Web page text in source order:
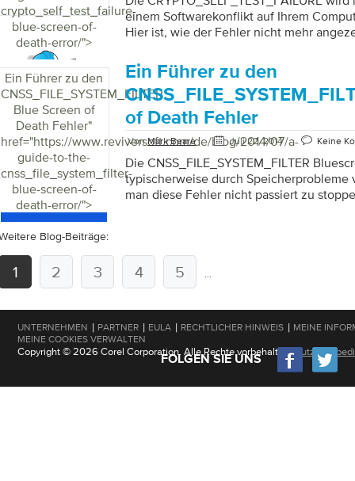
crypto_self_test_failure-
blue-screen-of-
death-error/">
einem Softwarekonflikt auf Ihrem
Hier ist, wie der Fehler nicht mehr
Ein Führer zu den
CNSS_FILE_SYSTEM_FILTER
Blue Screen of
Death Fehler"
href="https://www.reviversoft.com/de/blog/2014/07/a-
guide-to-the-
cnss_file_system_filter-
blue-screen-of-
death-error/">
Ein Führer zu den
of Death Fehler
VonMark Beare Juli 22, 2014 Keine
Die CNSS_FILE_SYSTEM_FILTER
typischerweise durch Speicherprobleme
man diese Fehler nicht passiert zu
Blog-Beiträge:
1 2 3 4 5 ...
UNTERNEHMEN | PARTNER | EULA | RECHTLICHER HINWEIS | MEINE
MEINE COOKIES VERWALTEN
Copyright © 2026 Corel Corporation. Alle Rechte vorbehalten.
FOLGEN SIE UNS